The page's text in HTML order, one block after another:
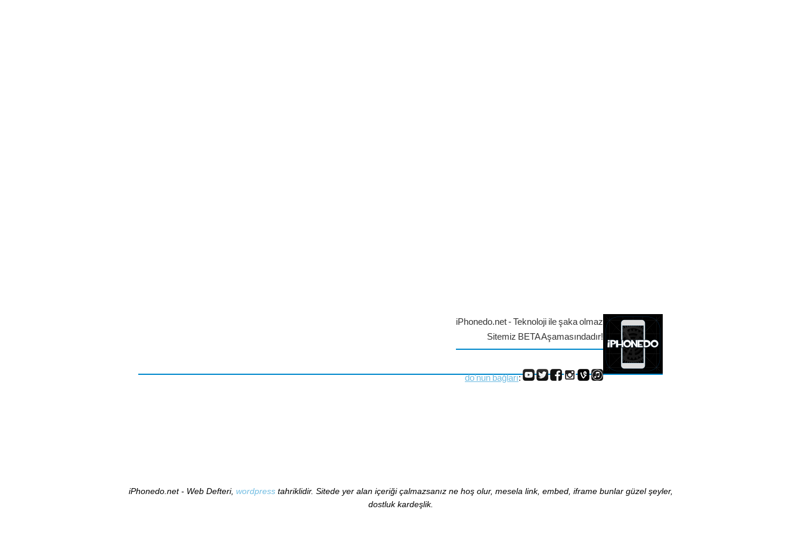
iPhonedo.net - Teknoloji ile şaka olmaz
Sitemiz BETA Aşamasındadır!
do'nun bağları:
iPhonedo.net - Web Defteri, wordpresstahriklidir. Sitede yer alan içeriği çalmazsanız ne hoş olur, mesela link, embed, iframe bunlar güzel şeyler,
dostluk kardeşlik.